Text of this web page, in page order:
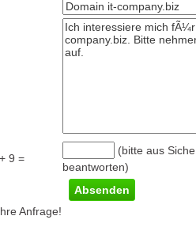
9 =
(bitte aus
beantworten)
Anfrage!